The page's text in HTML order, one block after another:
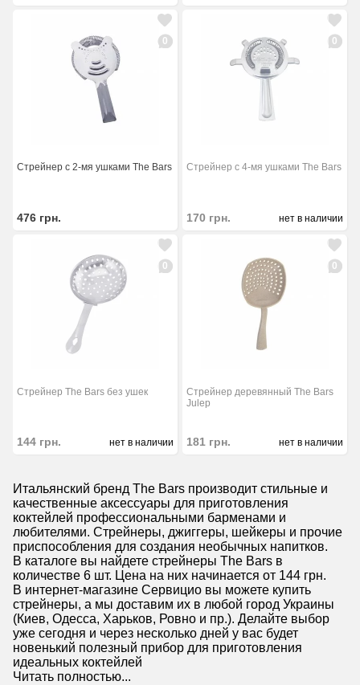
0
Стрейнер с 2-мя ушками The Bars
476 грн.
0
Стрейнер с 4-мя ушками The Bars
170 грн. нет в наличии
0
Стрейнер The Bars без ушек
144 грн. нет в наличии
0
Стрейнер деревянный The Bars
Julep
181 грн. нет в наличии
Итальянский бренд The Bars производит стильные и
качественные аксессуары для приготовления
коктейлей профессиональными барменами и
любителями. Стрейнеры, джиггеры, шейкеры и прочие
приспособления для создания необычных напитков.
В каталоге вы найдете стрейнеры The Bars в
количестве 6 шт. Цена на них начинается от 144 грн.
В интернет-магазине Сервицио вы можете купить
стрейнеры, а мы доставим их в любой город Украины
(Киев, Одесса, Харьков, Ровно и пр.). Делайте выбор
уже сегодня и через несколько дней у вас будет
новенький полезный прибор для приготовления
идеальных коктейлей
Читать полностью...